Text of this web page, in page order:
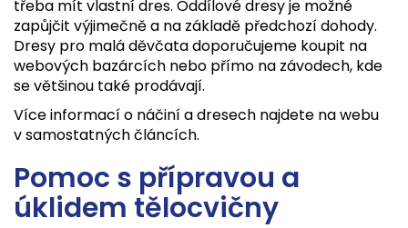
třeba mít vlastní dres. Oddílové dresy je možné
zapůjčit výjimečně a na základě předchozí dohody.
Dresy pro malá děvčata doporučujeme koupit na
webových bazárcích nebo přímo na závodech, kde
se většinou také prodávají.
Více informací o náčiní a dresech najdete na webu
v samostatných článcích.
Pomoc s přípravou a
úklidem tělocvičny